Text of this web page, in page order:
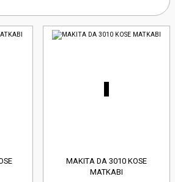
MAKITA DA 3010 KOSE
MATKABI